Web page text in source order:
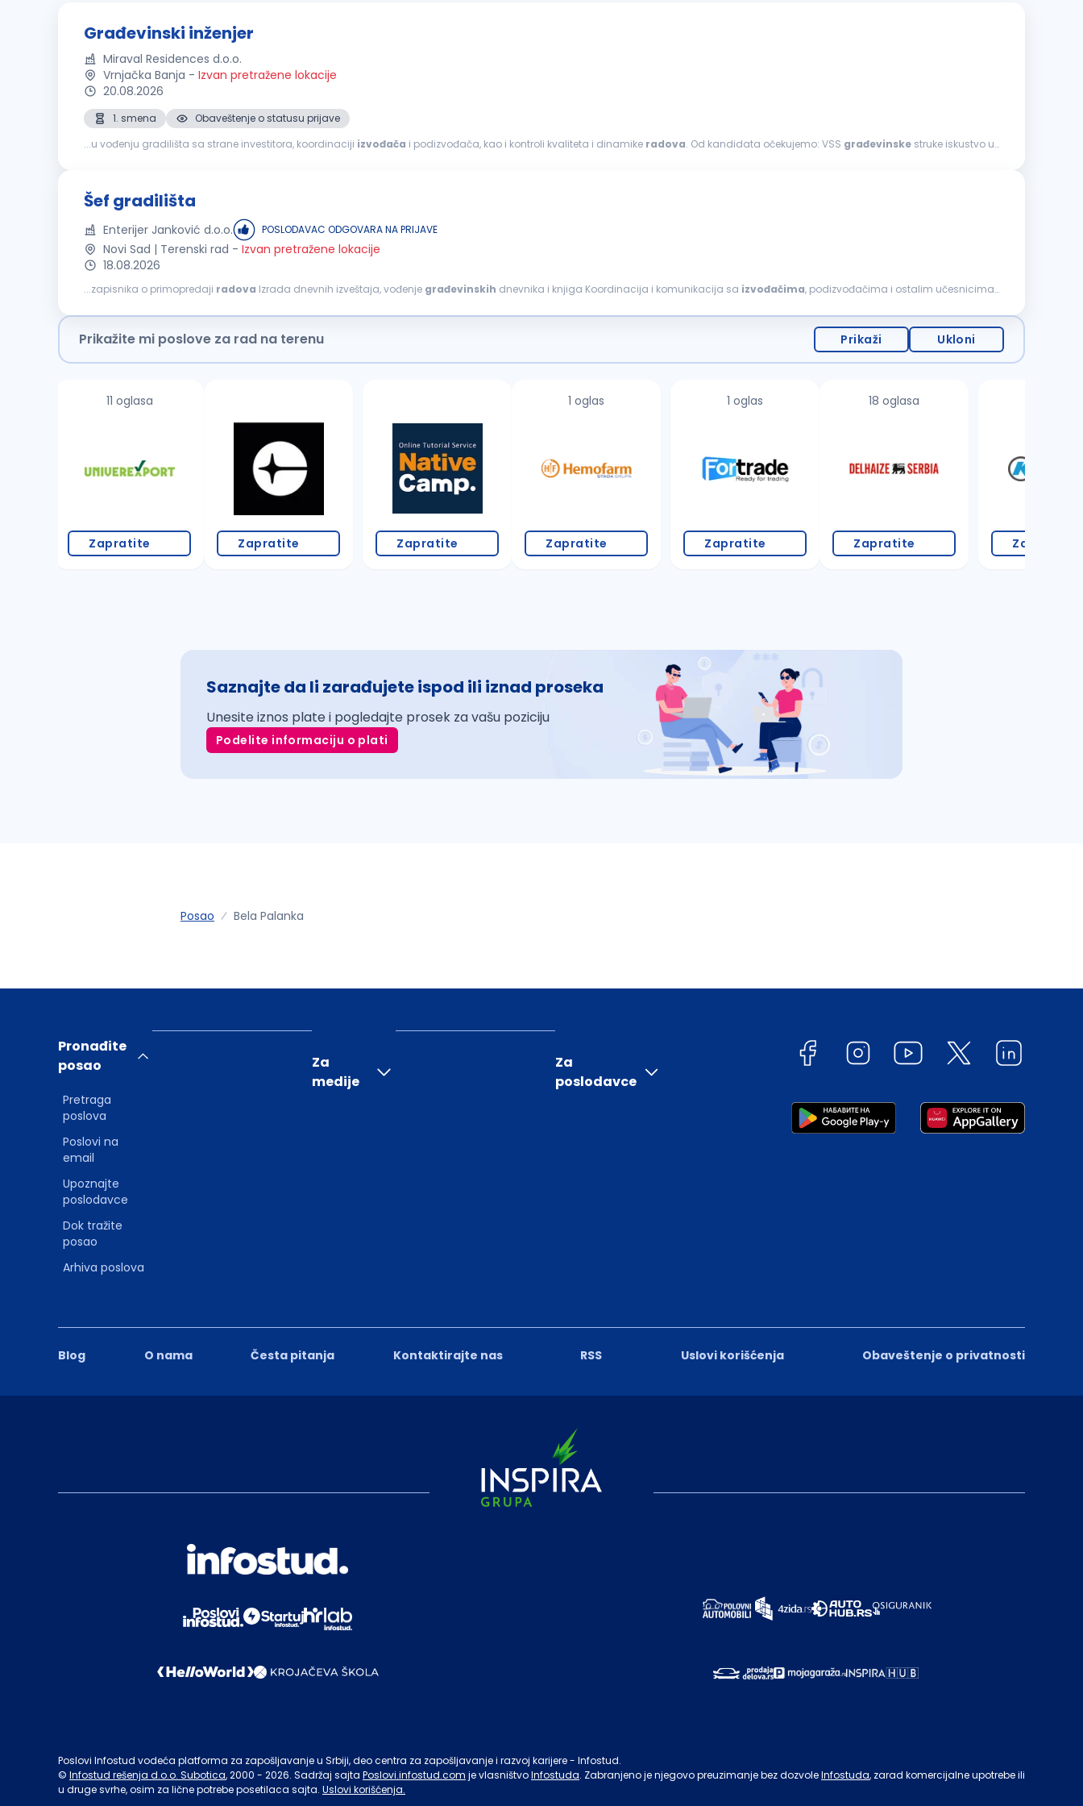
Građevinski inženjer
Miraval Residences d.o.o.
Vrnjačka Banja - Izvan pretražene lokacije
20.08.2026
1. smena
Obaveštenje o statusu prijave
...u vođenju gradilišta sa strane investitora, koordinaciji izvođača i podizvođača, kao i kontroli kvaliteta i dinamike radova . Od kandidata očekujemo: VSS građevinske struke iskustvo u
Šef gradilišta
Enterijer Janković d.o.o. POSLODAVAC ODGOVARA NA PRIJAVE
Novi Sad | Terenski rad - Izvan pretražene lokacije
18.08.2026
...zapisnika o primopredaji radova Izrada dnevnih izveštaja, vođenje građevinskih dnevnika i knjiga Koordinacija i komunikacija sa izvođačima, podizvođačima i ostalim učesnicima
Prikažite mi poslove za rad na terenu Prikaži Ukloni
11 oglasa
Zapratite Zapratite Zapratite
1 oglas
Zapratite
1 oglas
Zapratite
18 oglasa
Zapratite Zapratite
Saznajte da li zarađujete ispod ili iznad proseka
Unesite iznos plate i pogledajte prosek za vašu poziciju
Podelite informaciju o plati
Posao Bela Palanka
Blog O nama Česta pitanja Kontaktirajte nas RSS Uslovi korišćenja Obaveštenje o privatnosti
Pronađite
posao
Pretraga
poslova
Poslovi na
email
Upoznajte
poslodavce
Dok tražite
posao
Arhiva poslova
Za
medije
Za
poslodavce
Poslovi Infostud vodeća platforma za zapošljavanje u Srbiji, deo centra za zapošljavanje i razvoj karijere - Infostud.
© Infostud rešenja d.o.o. Subotica, 2000 - 2026. Sadržaj sajta Poslovi.infostud.com je vlasništvoInfostuda. Zabranjeno je njegovo preuzimanje bez dozvoleInfostuda, zarad komercijalne upotrebe ili
u druge svrhe, osim za lične potrebe posetilaca sajta. Uslovi korišćenja.